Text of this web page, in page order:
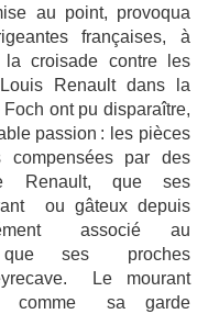
au point, provoqua
françaises, à
la croisade contre les
Renault dans la
ont pu disparaître,
passion : les pièces
compensées par des
Renault, que ses
ou gâteux depuis
associé au
que ses proches
Le mourant
comme sa garde